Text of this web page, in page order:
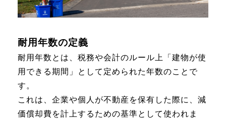
耐用年数の定義
耐用年数とは、税務や会計のルール上「建物が使
用できる期間」として定められた年数のことで
す。
これは、企業や個人が不動産を保有した際に、減
価償却費を計上するための基準として使われま